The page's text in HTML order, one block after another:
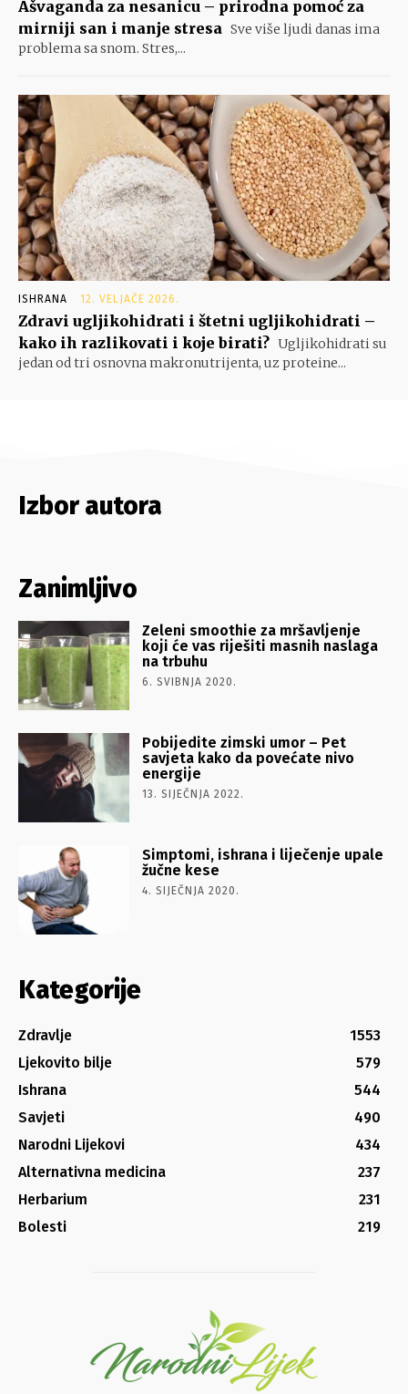
Ašvaganda za nesanicu – prirodna pomoć za
mirniji san i manje stresa Sve više ljudi danas ima
problema sa snom. Stres,...
ISHRANA 12. VELJAČE 2026.
Zdravi ugljikohidrati i štetni ugljikohidrati –
kako ih razlikovati i koje birati? Ugljikohidrati su
jedan od tri osnovna makronutrijenta, uz proteine...
Izbor autora
Zanimljivo
Zeleni smoothie za mršavljenje
koji će vas riješiti masnih naslaga
na trbuhu
6. SVIBNJA 2020.
Pobijedite zimski umor – Pet
savjeta kako da povećate nivo
energije
13. SIJEČNJA 2022.
Simptomi, ishrana i liječenje upale
žučne kese
4. SIJEČNJA 2020.
Kategorije
Zdravlje
1553
Ljekovito bilje
579
Ishrana
544
Savjeti
490
Narodni Lijekovi
434
Alternativna medicina
237
Herbarium
231
Bolesti
219